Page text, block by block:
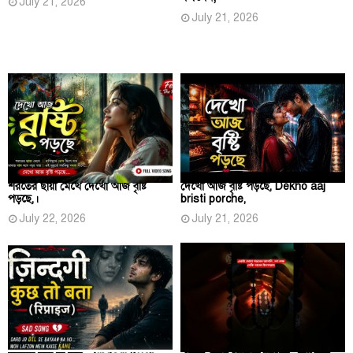
July 21, 2026
শরতের ছায়া মেখে দেখো আজ বৃষ্টি
পড়ছে,।
July 22, 2026
দেখো আজ বৃষ্টি পড়ছে, Dekho aaj
bristi porche,
July 21, 2026